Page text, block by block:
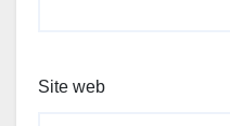
Site web